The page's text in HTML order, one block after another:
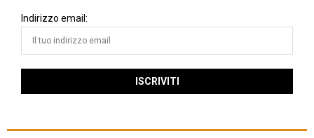
Indirizzo email: